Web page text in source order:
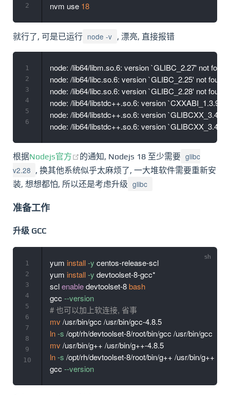
nvm use 18
2
就行了, 可是已运行 node -v , 漂亮, 直接报错
node: /lib64/libm.so.6: version `GLIBC_2.27' not
node: /lib64/libc.so.6: version `GLIBC_2.25' not
node: /lib64/libc.so.6: version `GLIBC_2.28' not
node: /lib64/libstdc++.so.6: version `CXXABI_1.3.9'
node: /lib64/libstdc++.so.6: version
1
2
3
4
5
6
根据Nodejs官方 的通知, Nodejs 18 至少需要 glibc
v2.28 , 换其他系统似乎太麻烦了, 一大堆软件需要重新安
装, 想想都怕, 所以还是考虑升级 glibc
准备工作
升级 GCC
yum install-y centos-release-scl
yum install-y devtoolset-8-gcc*
scl enable devtoolset-8 bash
gcc --version
# 也可以加上软连接, 省事
mv
ln-s
mv
ln-s /opt/rh/devtoolset-8/root/bin/g++ /usr/bin/g++
gcc --version
1
2
3
4
5
6
7
8
9
10